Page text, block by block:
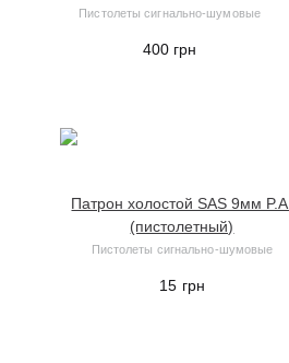
Пистолеты сигнально-шумовые
400 грн
Патрон холостой SAS 9мм P.A.
(пистолетный)
Пистолеты сигнально-шумовые
15 грн